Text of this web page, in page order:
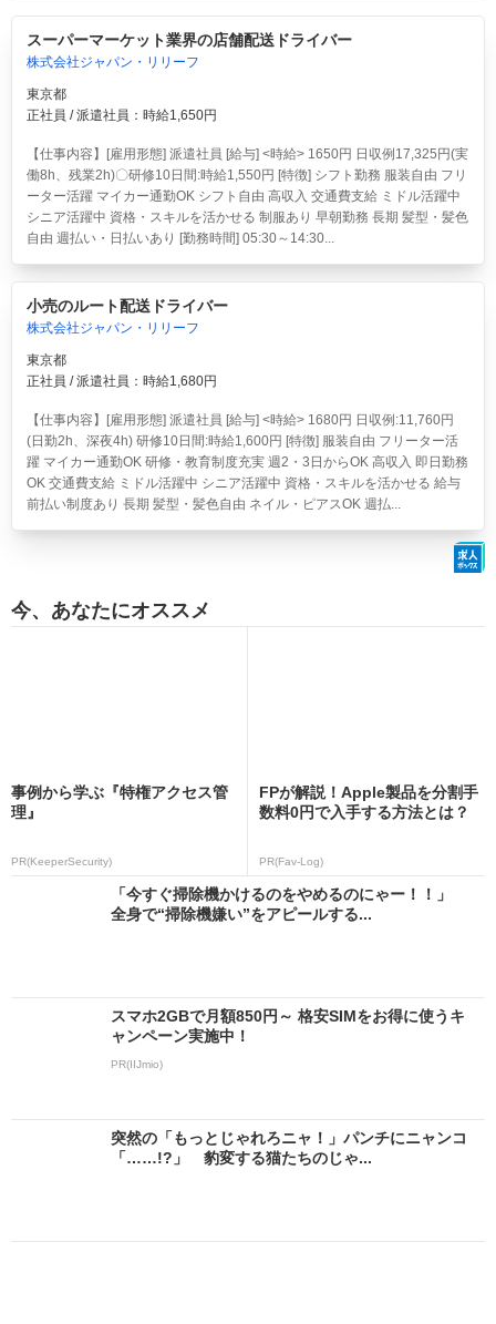
スーパーマーケット業界の店舗配送ドライバー
株式会社ジャパン・リリーフ
東京都
正社員 / 派遣社員：時給1,650円
【仕事内容】[雇用形態] 派遣社員 [給与] <時給> 1650円 日収例17,325円(実
働8h、残業2h)〇研修10日間:時給1,550円 [特徴] シフト勤務 服装自由 フリ
ーター活躍 マイカー通勤OK シフト自由 高収入 交通費支給 ミドル活躍中
シニア活躍中 資格・スキルを活かせる 制服あり 早朝勤務 長期 髪型・髪色
自由 週払い・日払いあり [勤務時間] 05:30～14:30...
小売のルート配送ドライバー
株式会社ジャパン・リリーフ
東京都
正社員 / 派遣社員：時給1,680円
【仕事内容】[雇用形態] 派遣社員 [給与] <時給> 1680円 日収例:11,760円
(日勤2h、深夜4h) 研修10日間:時給1,600円 [特徴] 服装自由 フリーター活
躍 マイカー通勤OK 研修・教育制度充実 週2・3日からOK 高収入 即日勤務
OK 交通費支給 ミドル活躍中 シニア活躍中 資格・スキルを活かせる 給与
前払い制度あり 長期 髪型・髪色自由 ネイル・ピアスOK 週払...
今、あなたにオススメ
事例から学ぶ『特権アクセス管
理』
PR(KeeperSecurity)
FPが解説！Apple製品を分割手
数料0円で入手する方法とは？
PR(Fav-Log)
「今すぐ掃除機かけるのをやめるのにゃー！！」
全身で“掃除機嫌い”をアピールする...
スマホ2GBで月額850円～ 格安SIMをお得に使うキ
ャンペーン実施中！
PR(IIJmio)
突然の「もっとじゃれろニャ！」パンチにニャンコ
「……!?」 豹変する猫たちのじゃ...